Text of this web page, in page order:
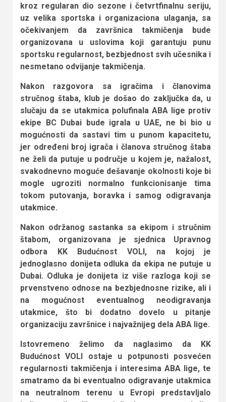
kroz regularan dio sezone i četvrtfinalnu seriju,
uz velika sportska i organizaciona ulaganja, sa
očekivanjem da završnica takmičenja bude
organizovana u uslovima koji garantuju punu
sportsku regularnost, bezbjednost svih učesnika i
nesmetano odvijanje takmičenja.
Nakon razgovora sa igračima i članovima
stručnog štaba, klub je došao do zaključka da, u
slučaju da se utakmica polufinala ABA lige protiv
ekipe BC Dubai bude igrala u UAE, ne bi bio u
mogućnosti da sastavi tim u punom kapacitetu,
jer određeni broj igrača i članova stručnog štaba
ne želi da putuje u područje u kojem je, nažalost,
svakodnevno moguće dešavanje okolnosti koje bi
mogle ugroziti normalno funkcionisanje tima
tokom putovanja, boravka i samog odigravanja
utakmice.
Nakon održanog sastanka sa ekipom i stručnim
štabom, organizovana je sjednica Upravnog
odbora KK Budućnost VOLI, na kojoj je
jednoglasno donijeta odluka da ekipa ne putuje u
Dubai. Odluka je donijeta iz više razloga koji se
prvenstveno odnose na bezbjednosne rizike, ali i
na mogućnost eventualnog neodigravanja
utakmice, što bi dodatno dovelo u pitanje
organizaciju završnice i najvažnijeg dela ABA lige.
Istovremeno želimo da naglasimo da KK
Budućnost VOLI ostaje u potpunosti posvećen
regularnosti takmičenja i interesima ABA lige, te
smatramo da bi eventualno odigravanje utakmica
na neutralnom terenu u Evropi predstavljalo